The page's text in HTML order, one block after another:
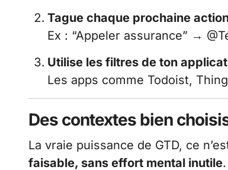
Tague chaque prochaine
Ex : “Appeler assurance” →
Utilise les filtres de ton
Les apps comme Todoist,
Des contextes bien
La vraie puissance de GTD, ce
faisable, sans effort mental inutile